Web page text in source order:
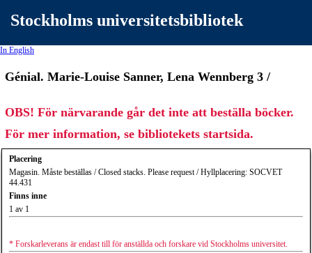
Stockholms universitetsbibliotek
In English
Génial. Marie-Louise Sanner, Lena Wennberg 3 /
OBS! För närvarande går det inte att beställa böcker.
För mer information, se bibliotekets startsida.
Placering
Magasin. Måste beställas / Closed stacks. Please request / Hyllplacering: SOCVET
44.431
Finns inne
1 av 1
* Forskarleverans är endast till för anställda och forskare vid Stockholms universitet.